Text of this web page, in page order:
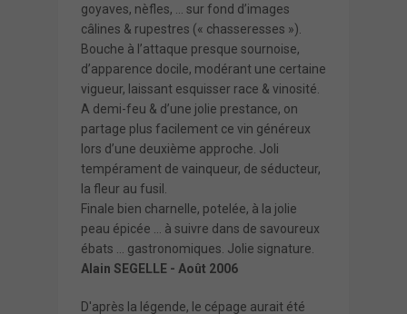
goyaves, nèfles, … sur fond d’images
câlines & rupestres (« chasseresses »).
Bouche à l’attaque presque sournoise,
d’apparence docile, modérant une certaine
vigueur, laissant esquisser race & vinosité.
A demi-feu & d’une jolie prestance, on
partage plus facilement ce vin généreux
lors d’une deuxième approche. Joli
tempérament de vainqueur, de séducteur,
la fleur au fusil.
Finale bien charnelle, potelée, à la jolie
peau épicée … à suivre dans de savoureux
ébats … gastronomiques. Jolie signature.
Alain SEGELLE - Août 2006
D'après la légende, le cépage aurait été